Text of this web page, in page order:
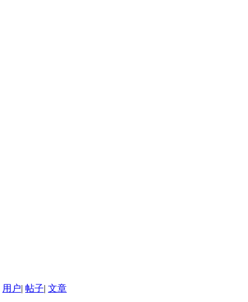
用户| 帖子| 文章